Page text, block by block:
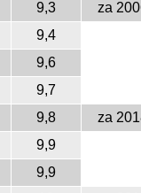
9,3
za
9,4
9,6
9,7
9,8
za
9,9
9,9